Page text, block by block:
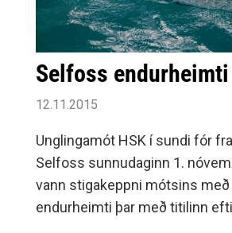
Selfoss
12.11.2015
Unglingamót HSK í sundi fór
Selfoss sunnudaginn 1.
vann stigakeppni mótsins
endurheimti þar með titilinn